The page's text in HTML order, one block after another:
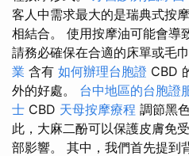
客人中需求最大的是瑞典式按
相結合。 使用按摩油可能會導
請務必確保在合適的床單或毛
業 含有 如何辦理台胞證 CBD
外的好處。 台中地區的台胞證
士 CBD 天母按摩療程 調節黑
此，大麻二酚可以保護皮膚免
部影響。 其中，我們首先提到